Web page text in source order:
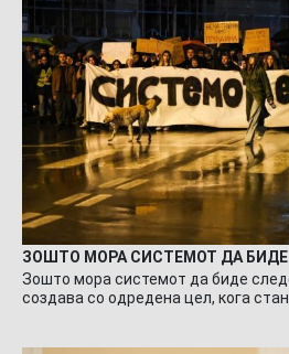
ЗОШТО МОРА СИСТЕМОТ ДА БИДЕ
Зошто мора системот да биде
создава со одредена цел, кога